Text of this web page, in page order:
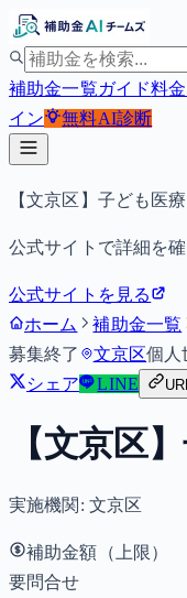
補助金一覧ガイド料
イン
無料AI診断
【文京区】子ども医
公式サイトで詳細を
公式サイトを見る
ホーム
補助金一覧
募集終了
文京区個人
シェア
LINE
【文京区
実施機関: 文京区
補助金額（上限）
要問合せ